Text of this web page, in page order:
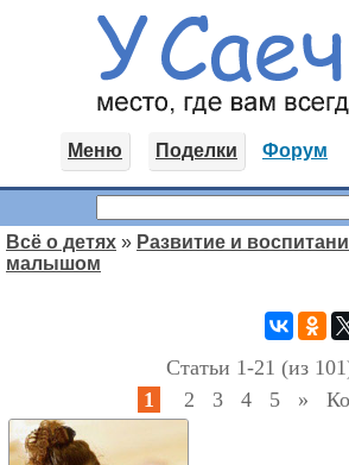
Меню Поделки Форум
Всё о детях » Развитие и
малышом
Статьи 1-21 (из
1
2 3 4 5 »